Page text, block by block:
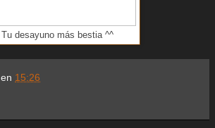
Tu desayuno más bestia ^^
en 15:26